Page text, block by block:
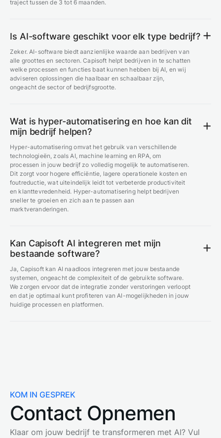
traject tussen de 3 tot 6 maanden.
Is AI-software geschikt voor elk type bedrijf?
Zeker. AI-software biedt aanzienlijke waarde aan bedrijven van
alle groottes en sectoren. Capisoft helpt bedrijven in te schatten
welke processen en functies baat kunnen hebben bij AI, en wij
adviseren oplossingen die haalbaar en schaalbaar zijn,
ongeacht de sector of bedrijfsgrootte.
Wat is hyper-automatisering en hoe kan dit
mijn bedrijf helpen?
Hyper-automatisering omvat het gebruik van verschillende
technologieën, zoals AI, machine learning en RPA, om
processen in jouw bedrijf zo volledig mogelijk te automatiseren.
Dit zorgt voor hogere efficiëntie, lagere operationele kosten en
foutreductie, wat uiteindelijk leidt tot verbeterde productiviteit
en klanttevredenheid. Hyper-automatisering helpt bedrijven
sneller te groeien en zich aan te passen aan
marktveranderingen.
Kan Capisoft AI integreren met mijn
bestaande software?
Ja, Capisoft kan AI naadloos integreren met jouw bestaande
systemen, ongeacht de complexiteit of de gebruikte software.
We zorgen ervoor dat de integratie zonder verstoringen verloopt
en dat je optimaal kunt profiteren van AI-mogelijkheden in jouw
huidige processen en platformen.
KOM IN GESPREK
Contact Opnemen
Klaar om jouw bedrijf te transformeren met AI? Vul